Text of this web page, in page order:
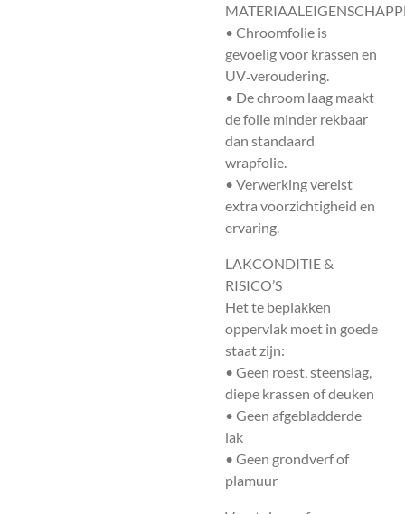
• Chroomfolie is
gevoelig voor krassen en
UV‑veroudering.
• De chroom laag maakt
de folie minder rekbaar
dan standaard
wrapfolie.
• Verwerking vereist
extra voorzichtigheid en
ervaring.
LAKCONDITIE &
RISICO’S
Het te beplakken
oppervlak moet in goede
staat zijn:
• Geen roest, steenslag,
diepe krassen of deuken
• Geen afgebladderde
lak
• Geen grondverf of
plamuur